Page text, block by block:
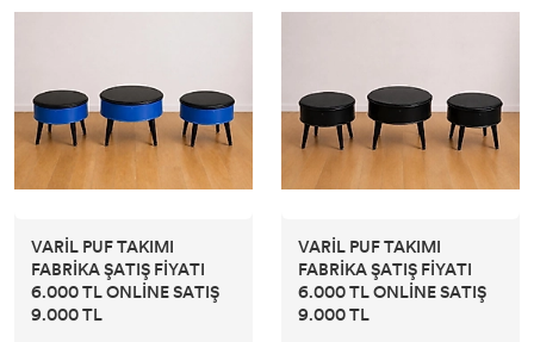
VARİL PUF TAKIMI
FABRİKA ŞATIŞ FİYATI
6.000 TL ONLİNE SATIŞ
9.000 TL
VARİL PUF TAKIMI
FABRİKA ŞATIŞ FİYATI
6.000 TL ONLİNE SATIŞ
9.000 TL